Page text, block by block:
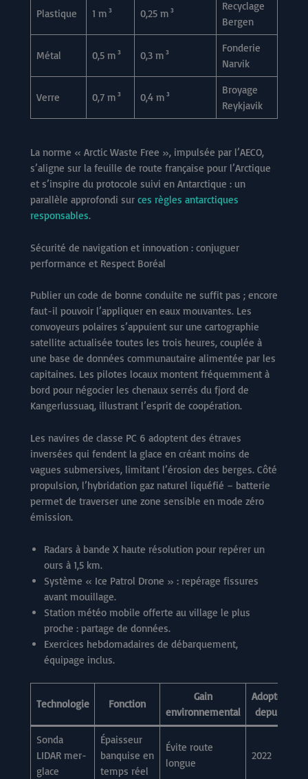
Plastique 1 m³ 0,25 m³
Recyclage
Bergen
Métal 0,5 m³ 0,3 m³
Fonderie
Narvik
Verre 0,7 m³ 0,4 m³
Broyage
Reykjavik
La norme « Arctic Waste Free », impulsée par l’AECO,
s’aligne sur la feuille de route française pour l’Arctique
et s’inspire du protocole suivi en Antarctique : un
parallèle approfondi sur ces règles antarctiques
responsables.
Sécurité de navigation et innovation : conjuguer
performance et Respect Boréal
Publier un code de bonne conduite ne suffit pas ; encore
faut-il pouvoir l’appliquer en eaux mouvantes. Les
convoyeurs polaires s’appuient sur une cartographie
satellite actualisée toutes les trois heures, couplée à
une base de données communautaire alimentée par les
capitaines. Les pilotes locaux montent fréquemment à
bord pour négocier les chenaux serrés du fjord de
Kangerlussuaq, illustrant l’esprit de coopération.
Les navires de classe PC 6 adoptent des étraves
inversées qui fendent la glace en créant moins de
vagues submersives, limitant l’érosion des berges. Côté
propulsion, l’hybridation gaz naturel liquéfié – batterie
permet de traverser une zone sensible en mode zéro
émission.
Radars à bande X haute résolution pour repérer un
ours à 1,5 km.
Système « Ice Patrol Drone » : repérage fissures
avant mouillage.
Station météo mobile offerte au village le plus
proche : partage de données.
Exercices hebdomadaires de débarquement,
équipage inclus.
Technologie Fonction
Gain
environnemental
Adoptée
depuis
Sonda
LIDAR mer-
glace
Épaisseur
banquise en
temps réel
Évite route
longue
2022